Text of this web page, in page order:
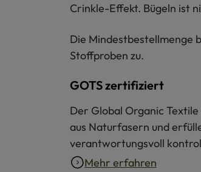
Crinkle-Effekt. Bügeln ist
Die Mindestbestellmenge
Stoffproben zu.
GOTS zertifiziert
Der Global Organic
aus Naturfasern und
verantwortungsvoll
Mehr erfahren